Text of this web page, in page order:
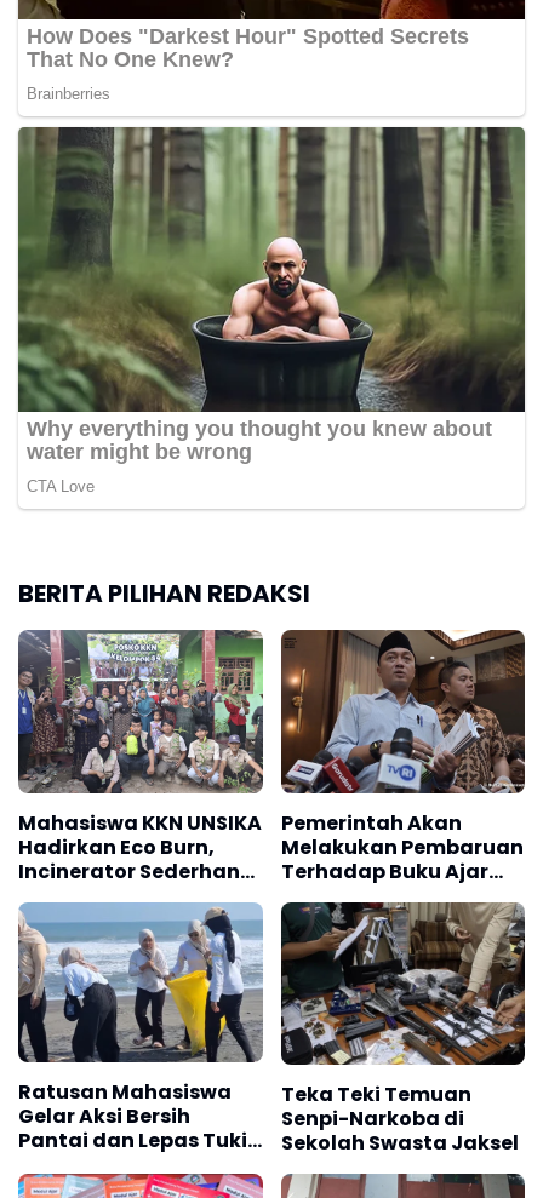
BERITA PILIHAN REDAKSI
Mahasiswa KKN UNSIKA
Hadirkan Eco Burn,
Incinerator Sederhana
Pengelolaan Sampah
dan Penghijauan di
Desa Kertajaya
Pemerintah Akan
Melakukan Pembaruan
Terhadap Buku Ajar
Ratusan Mahasiswa
Gelar Aksi Bersih
Pantai dan Lepas Tukik
Teka Teki Temuan
Senpi-Narkoba di
Sekolah Swasta Jaksel